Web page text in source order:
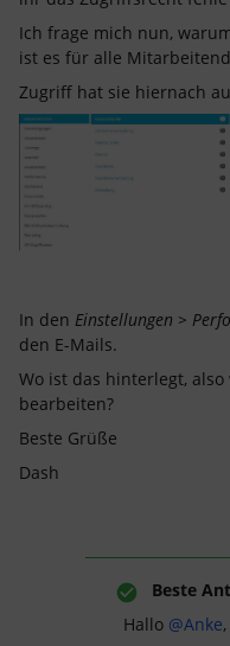
Ich frage mich nun,
ist es für alle
Zugriff hat sie hiernach
In den Einstellungen >
den E-Mails.
Wo ist das hinterlegt,
bearbeiten?
Beste Grüße
Dash
Beste
Hallo @Anke